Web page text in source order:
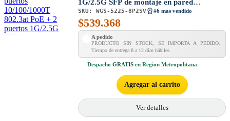
1G/2.5G SFP de montaje en pared
gestionado con pantalla táctil LCD
SKU: WGS-5225-8P2SV #6 mas vendido
$539.368
A pedido
PRODUCTO SIN STOCK, SE IMPORTA A PEDIDO.
Tiempo de entrega 8 a 12 días hábiles.
Despacho GRATIS en Region Metropolitana
Agregar al carrito
Ver detalles